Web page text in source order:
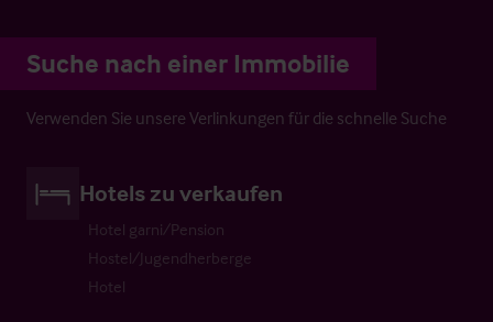
Suche nach einer Immobilie
Verwenden Sie unsere Verlinkungen für die schnelle Suche
Hotels zu verkaufen
Hotel garni/Pension
Hostel/Jugendherberge
Hotel